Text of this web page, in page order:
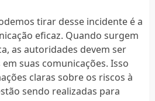
tirar desse incidente é a
eficaz. Quando surgem
as autoridades devem ser
suas comunicações. Isso
claras sobre os riscos à
sendo realizadas para